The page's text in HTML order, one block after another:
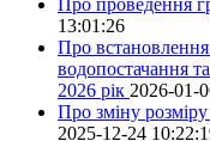
Про проведення
13:01:26
Про встановлення
водопостачання
2026 рік 2026-01-
Про зміну
2025-12-24